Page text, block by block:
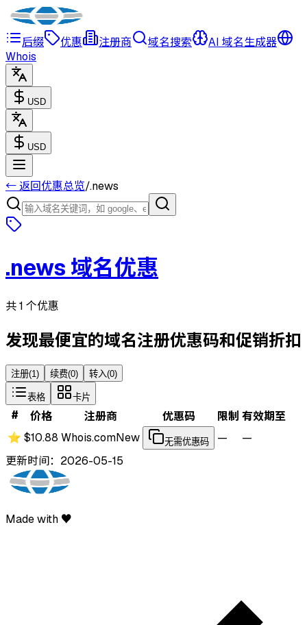
后缀 优惠 注册商 域名搜索
AI 域名生成器
Whois
USD
USD
← 返回优惠总览/.news
.news 域名优惠
共 1 个优惠
发现最便宜的域名注册优惠码和促销折扣
注册(1) 续费(0) 转入(0)
表格 卡片
# 价格 注册商 优惠码 限制 有效期至
⭐ $10.88 Whois.comNew 无需优惠码 —
—
更新时间：2026-05-15
Made with ♥